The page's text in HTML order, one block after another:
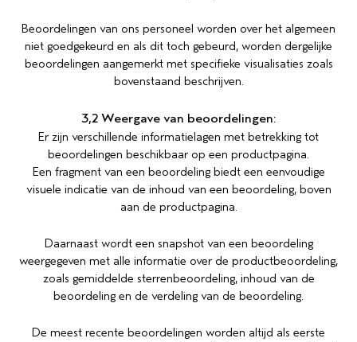
Beoordelingen van ons personeel worden over het algemeen
niet goedgekeurd en als dit toch gebeurd, worden dergelijke
beoordelingen aangemerkt met specifieke visualisaties zoals
bovenstaand beschrijven.
3,2 Weergave van beoordelingen:
Er zijn verschillende informatielagen met betrekking tot
beoordelingen beschikbaar op een productpagina.
Een fragment van een beoordeling biedt een eenvoudige
visuele indicatie van de inhoud van een beoordeling, boven
aan de productpagina.
Daarnaast wordt een snapshot van een beoordeling
weergegeven met alle informatie over de productbeoordeling,
zoals gemiddelde sterrenbeoordeling, inhoud van de
beoordeling en de verdeling van de beoordeling.
De meest recente beoordelingen worden altijd als eerste